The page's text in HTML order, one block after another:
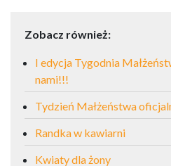
Zobacz również:
I edycja Tygodnia
nami!!!
Tydzień Małżeństwa
Randka w kawiarni
Kwiaty dla żony